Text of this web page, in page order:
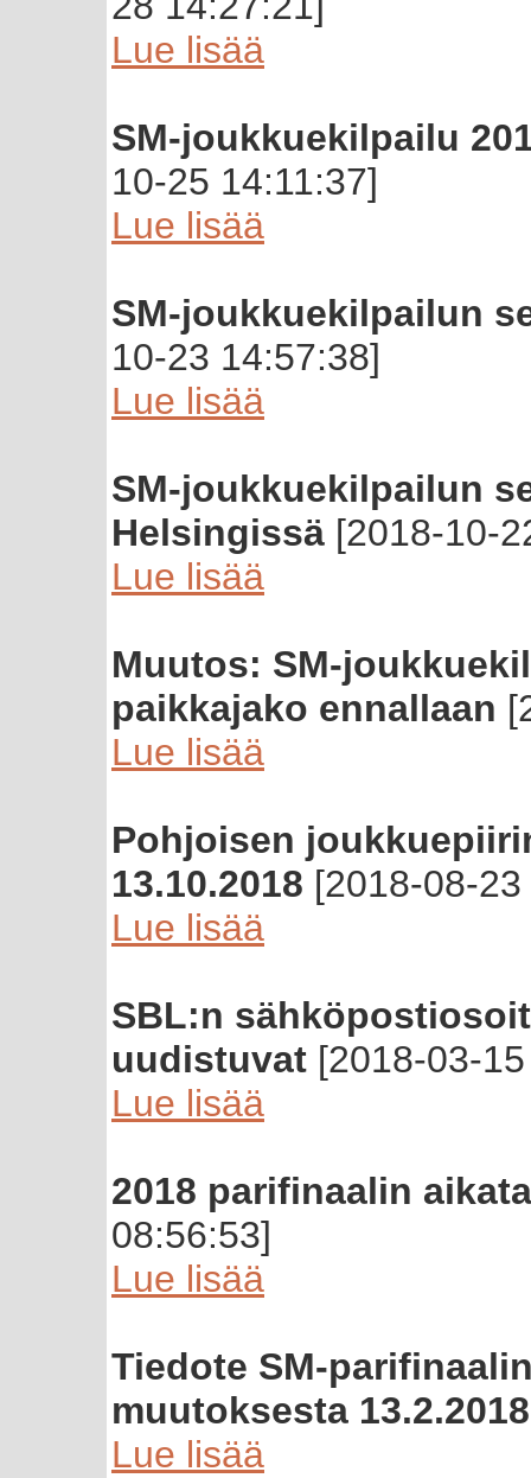
Lue lisää
SM-joukkuekilpailu
10-25 14:11:37]
Lue lisää
SM-joukkuekilpailun
10-23 14:57:38]
Lue lisää
SM-joukkuekilpailun
Helsingissä [2018-10-
Lue lisää
Muutos: SM-
paikkajako ennallaan
Lue lisää
Pohjoisen
13.10.2018 [2018-08-
Lue lisää
SBL:n
uudistuvat [2018-03-
Lue lisää
2018 parifinaalin
08:56:53]
Lue lisää
Tiedote SM-
muutoksesta 13.2.2018
Lue lisää